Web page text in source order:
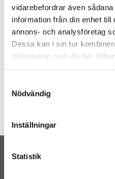
vidarebefordrar även
information från din enhet till
annons- och analysföretag
Dessa kan i sin tur
information som du har
Nödvändig
Inställningar
Statistik
Srf Auktoriserade
Cathrine Lindahl
Auktoriserad
Skicka e-post
070-580 70 00
Östersund
Kalendarium